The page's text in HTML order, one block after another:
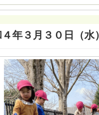
年３月３０日（水